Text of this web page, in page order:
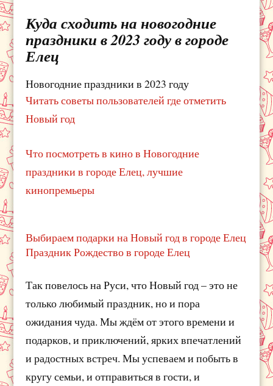
Куда сходить на новогодние
праздники в 2023 году в городе
Елец
Новогодние праздники в 2023 году
Читать советы пользователей где отметить
Новый год
Что посмотреть в кино в Новогодние
праздники в городе Елец, лучшие
кинопремьеры
Выбираем подарки на Новый год в городе Елец
Праздник Рождество в городе Елец
Так повелось на Руси, что Новый год – это не
только любимый праздник, но и пора
ожидания чуда. Мы ждём от этого времени и
подарков, и приключений, ярких впечатлений
и радостных встреч. Мы успеваем и побыть в
кругу семьи, и отправиться в гости, и